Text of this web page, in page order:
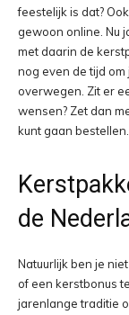
feestelijk is dat?
gewoon online. Nu
met daarin de
nog even de tijd
overwegen. Zit er
wensen? Zet dan
kunt gaan
de
Natuurlijk ben je
of een kerstbonus
jarenlange traditie